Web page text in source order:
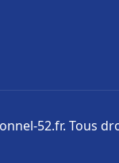
52.fr. Tous